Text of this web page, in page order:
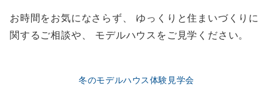
お時間をお気になさらず、 ゆっくりと住まいづくりに
関するご相談や、 モデルハウスをご見学ください。
冬のモデルハウス体験見学会